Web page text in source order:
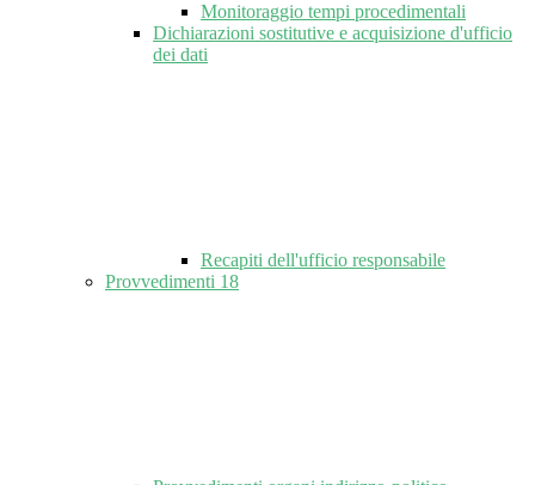
Monitoraggio tempi procedimentali
Dichiarazioni sostitutive e acquisizione d'ufficio
dei dati
Recapiti dell'ufficio responsabile
Provvedimenti 18